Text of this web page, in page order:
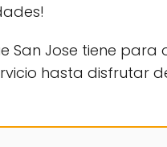
Jose tiene para
hasta disfrutar